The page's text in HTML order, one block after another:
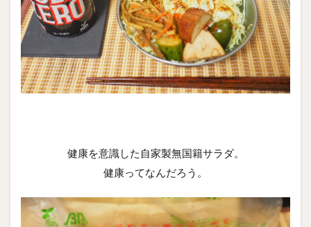
健康を意識した自家製無国籍サラダ。
健康ってなんだろう。